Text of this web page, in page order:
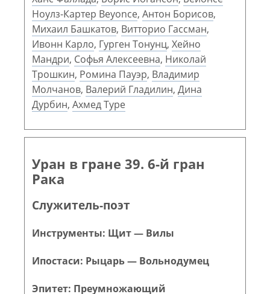
Ноулз-Картер Beyonce, Антон Борисов,
Михаил Башкатов, Витторио Гассман,
Ивонн Карло, Гурген Тонунц, Хейно
Мандри, Софья Алексеевна, Николай
Трошкин, Ромина Пауэр, Владимир
Молчанов, Валерий Гладилин, Дина
Дурбин, Ахмед Туре
Уран в гране 39. 6-й гран
Рака
Служитель-поэт
Инструменты: Щит — Вилы
Ипостаси: Рыцарь — Вольнодумец
Эпитет: Преумножающий